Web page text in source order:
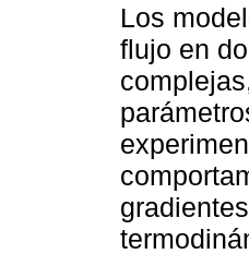
Los
flujo en